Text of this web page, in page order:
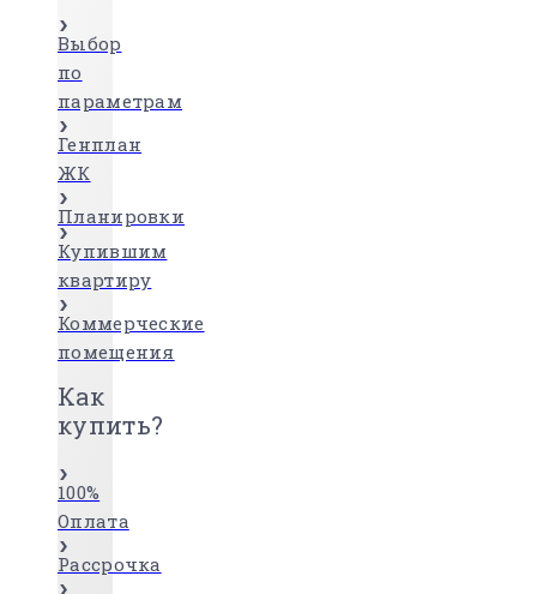
Выбор
по
параметрам
Генплан
ЖК
Планировки
Купившим
квартиру
Коммерческие
помещения
Как
купить?
100%
Оплата
Рассрочка